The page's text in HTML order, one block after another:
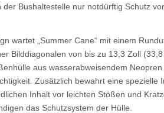
Bushaltestelle nur notdürftig Schutz
wartet „Summer Cane“ mit einem
Bilddiagonalen von bis zu 13,3 Zoll
aus wasserabweisendem
Zusätzlich bewahrt eine spezielle
Inhalt vor leichten Stößen und
das Schutzsystem der Hülle.